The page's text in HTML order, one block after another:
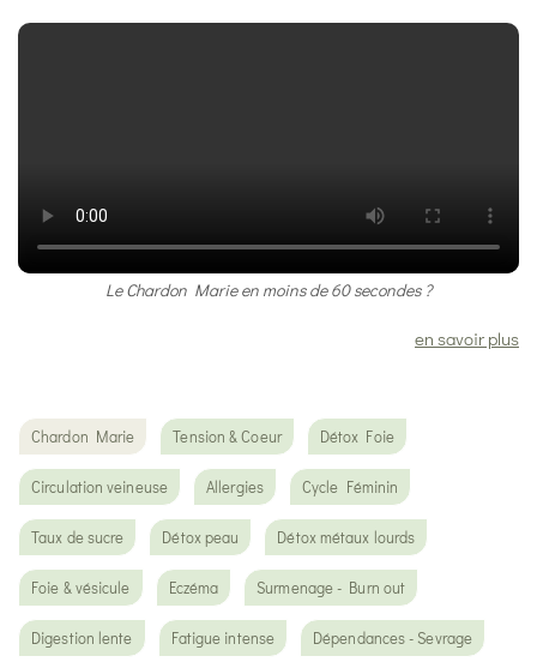
Le Chardon Marie en moins de 60 secondes ?
en savoir plus
Chardon Marie Tension & Coeur Détox Foie
Circulation veineuse Allergies Cycle Féminin
Taux de sucre Détox peau Détox métaux lourds
Foie & vésicule Eczéma Surmenage - Burn out
Digestion lente Fatigue intense Dépendances - Sevrage